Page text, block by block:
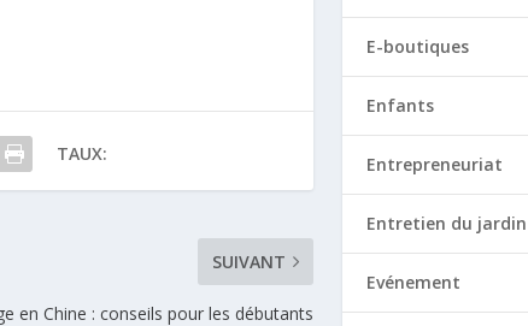
TAUX:
SUIVANT
en Chine : conseils pour les débutants
E-boutiques
Enfants
Entrepreneuriat
Entretien du jardin
Evénement